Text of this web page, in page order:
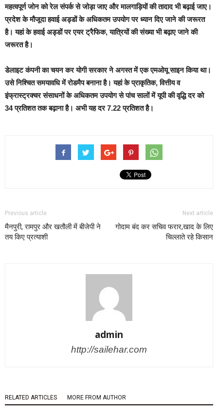
महत्वपूर्ण जोन को रेल संपर्क से जोड़ा जाए और मालगाड़ियों की तादाद भी बढ़ाई जाए।
प्रदेश के मौजूदा हवाई अड्डों के अधिकतम उपयोग पर ध्यान दिए जाने की जरूरत
है। यहां के हवाई अड्डों पर एयर ट्रैफिक, यात्रियों की संख्या भी बढ़ाए जाने की
जरूरत है।
डेलाइट कंपनी का चयन कर योगी सरकार ने अगस्त में एक एमओयू साइन किया था।
उसे निश्चित समयावधि में रोडमैप बनाना है। यहां के प्राकृतिक, वित्तीय व
इंफ्रास्ट्रक्चर संसाधनों के अधिकतम उपयोग से पांच सालों में यूपी की वृद्धि दर को
34 प्रतिशत तक बढ़ाना है। अभी यह दर 7.22 प्रतिशत है।
Previous article
मैनपुरी, रामपुर और खतौली में बीजेपी ने
तय किए प्रत्‍याशी
Next article
गोदाम बंद कर सचिव फरार,खाद के लिए
चिल्लाते रहे किसान
admin
http://sailehar.com
RELATED ARTICLES MORE FROM AUTHOR